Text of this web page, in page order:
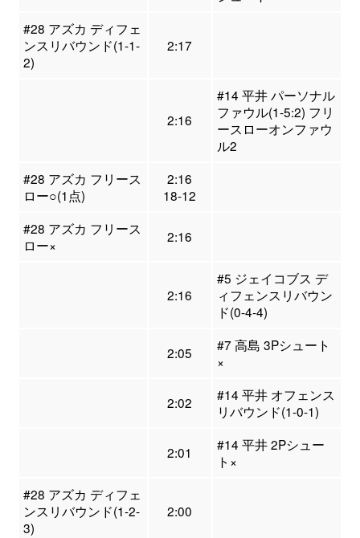
#28 アズカ ディフェ
ンスリバウンド(1-1-
2)
2:17
2:16
#14 平井 パーソナル
ファウル(1-5:2) フリ
ースローオンファウ
ル2
#28 アズカ フリース
ロー○(1点)
2:16
18-12
#28 アズカ フリース
ロー×
2:16
2:16
#5 ジェイコブス デ
ィフェンスリバウン
ド(0-4-4)
2:05
#7 高島 3Pシュート
×
2:02
#14 平井 オフェンス
リバウンド(1-0-1)
2:01
#14 平井 2Pシュー
ト×
#28 アズカ ディフェ
ンスリバウンド(1-2-
3)
2:00